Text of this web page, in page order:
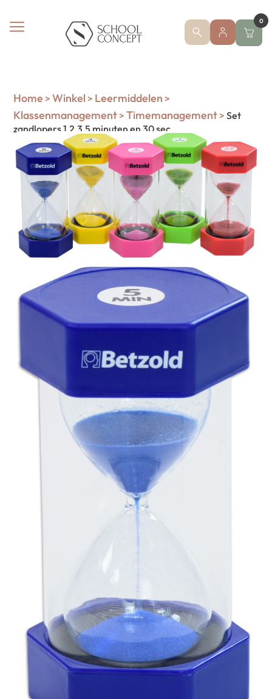
0
Home > Winkel > Leermiddelen >
Klassenmanagement> Timemanagement> Set
zandlopers 1,2,3,5 minuten en 30 sec.